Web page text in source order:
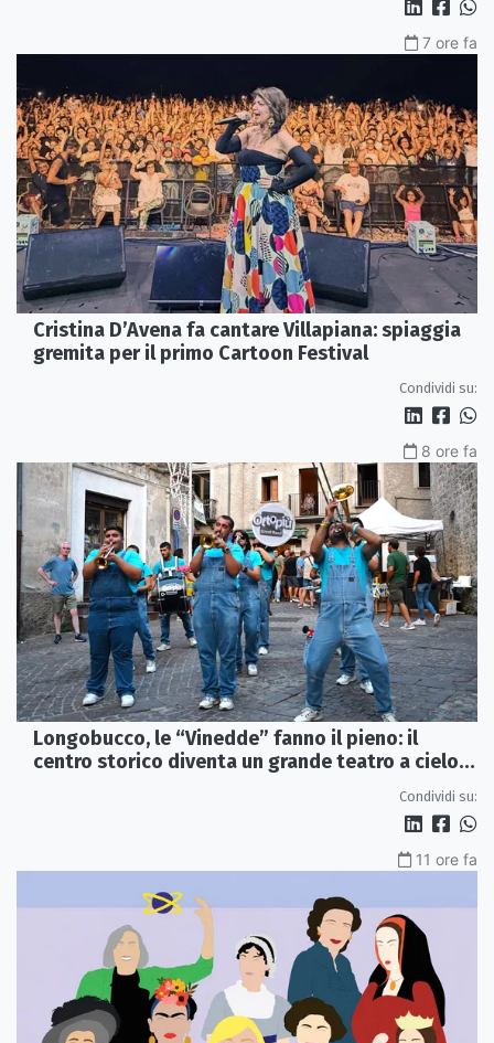
7 ore fa
Cristina D’Avena fa cantare Villapiana: spiaggia
gremita per il primo Cartoon Festival
Condividi su:
8 ore fa
Longobucco, le “Vinedde” fanno il pieno: il
centro storico diventa un grande teatro a cielo
Condividi su:
11 ore fa